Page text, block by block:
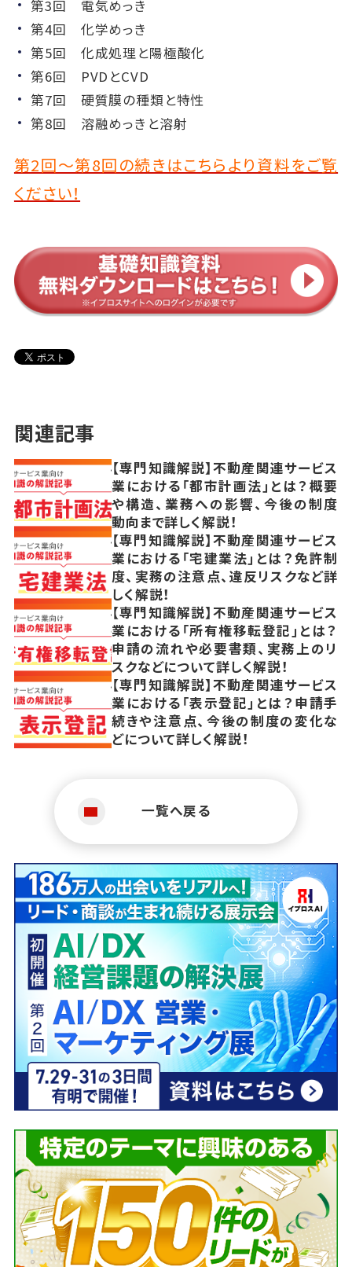
第3回 電気めっき
第4回 化学めっき
第5回 化成処理と陽極酸化
第6回 PVDとCVD
第7回 硬質膜の種類と特性
第8回 溶融めっきと溶射
第2回～第8回の続きはこちらより資料をご覧
ください！
関連記事
【専門知識解説】不動産関連サービス
業における「都市計画法」とは？概要
や構造、業務への影響、今後の制度
動向まで詳しく解説！
【専門知識解説】不動産関連サービス
業における「宅建業法」とは？免許制
度、実務の注意点、違反リスクなど詳
しく解説！
【専門知識解説】不動産関連サービス
業における「所有権移転登記」とは？
申請の流れや必要書類、実務上のリ
スクなどについて詳しく解説！
【専門知識解説】不動産関連サービス
業における「表示登記」とは？申請手
続きや注意点、今後の制度の変化な
どについて詳しく解説！
一覧へ戻る